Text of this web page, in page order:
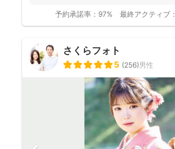
予約承諾率： 97% 最終アクティブ：
さくらフォト
5 (256)男性